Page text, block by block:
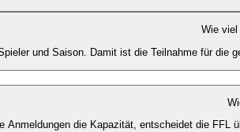
Wie viel
und Saison. Damit ist die Teilnahme für die
Anmeldungen die Kapazität, entscheidet die